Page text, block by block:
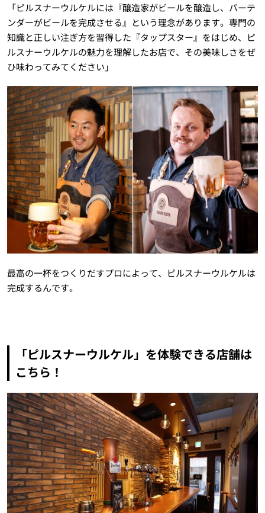
「ピルスナーウルケルには『醸造家がビールを醸造し、バーテ
ンダーがビールを完成させる』という理念があります。専門の
知識と正しい注ぎ方を習得した『タップスター』をはじめ、ピ
ルスナーウルケルの魅力を理解したお店で、その美味しさをぜ
ひ味わってみてください」
最高の一杯をつくりだすプロによって、ピルスナーウルケルは
完成するんです。
「ピルスナーウルケル」を体験できる店舗は
こちら！